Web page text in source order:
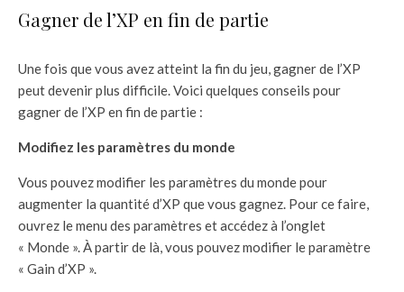
Gagner de l’XP en fin de partie
Une fois que vous avez atteint la fin du jeu, gagner de l’XP
peut devenir plus difficile. Voici quelques conseils pour
gagner de l’XP en fin de partie :
Modifiez les paramètres du monde
Vous pouvez modifier les paramètres du monde pour
augmenter la quantité d’XP que vous gagnez. Pour ce faire,
ouvrez le menu des paramètres et accédez à l’onglet
« Monde ». À partir de là, vous pouvez modifier le paramètre
« Gain d’XP ».